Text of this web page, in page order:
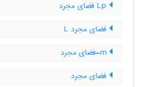
فضای مجرد L
فضای مجرد